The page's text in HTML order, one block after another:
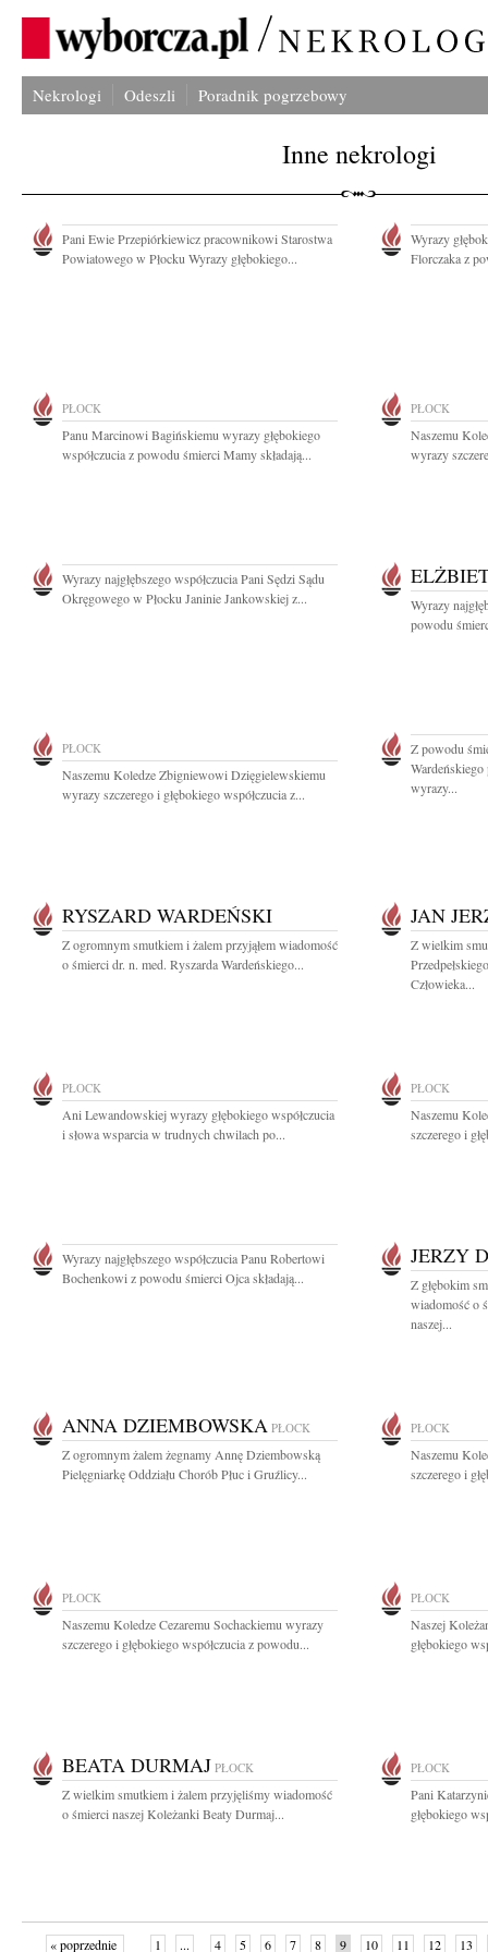
Nekrologi Odeszli Poradnik pogrzebowy
Inne nekrologi
Pani Ewie Przepiórkiewicz pracownikowi Starostwa
Powiatowego w Płocku Wyrazy głębokiego...
Wyrazy
Florczaka z
PŁOCK
Panu Marcinowi Bagińskiemu wyrazy głębokiego
współczucia z powodu śmierci Mamy składają...
PŁOCK
Naszemu
wyrazy
Wyrazy najgłębszego współczucia Pani Sędzi Sądu
Okręgowego w Płocku Janinie Jankowskiej z...
Wyrazy
powodu
PŁOCK
Naszemu Koledze Zbigniewowi Dzięgielewskiemu
wyrazy szczerego i głębokiego współczucia z...
Z powodu
wyrazy...
RYSZARD WARDEŃSKI
Z ogromnym smutkiem i żalem przyjąłem wiadomość
o śmierci dr. n. med. Ryszarda Wardeńskiego...
JAN
Z wielkim
Człowieka...
PŁOCK
Ani Lewandowskiej wyrazy głębokiego współczucia
i słowa wsparcia w trudnych chwilach po...
PŁOCK
Naszemu
szczerego i
Wyrazy najgłębszego współczucia Panu Robertowi
Bochenkowi z powodu śmierci Ojca składają...
JERZY
Z głębokim
wiadomość o
naszej...
ANNA DZIEMBOWSKA PŁOCK
Z ogromnym żalem żegnamy Annę Dziembowską
Pielęgniarkę Oddziału Chorób Płuc i Gruźlicy...
PŁOCK
Naszemu
szczerego i
PŁOCK
Naszemu Koledze Cezaremu Sochackiemu wyrazy
szczerego i głębokiego współczucia z powodu...
PŁOCK
Naszej
głębokiego
BEATA DURMAJ PŁOCK
Z wielkim smutkiem i żalem przyjęliśmy wiadomość
o śmierci naszej Koleżanki Beaty Durmaj...
PŁOCK
Pani
głębokiego
« poprzednie 1 ... 4 5 6 7 8 9 10 11 12 13